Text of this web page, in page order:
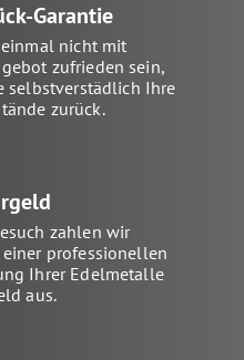
Garantie
nicht mit
zufrieden sein,
selbstverstädlich Ihre
zurück.
zahlen wir
professionellen
Ihrer Edelmetalle
aus.